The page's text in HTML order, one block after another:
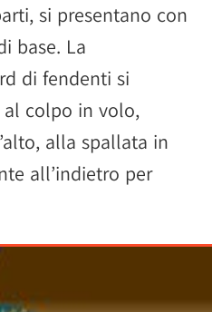
si presentano con
base. La
di fendenti si
colpo in volo,
alla spallata in
all’indietro per